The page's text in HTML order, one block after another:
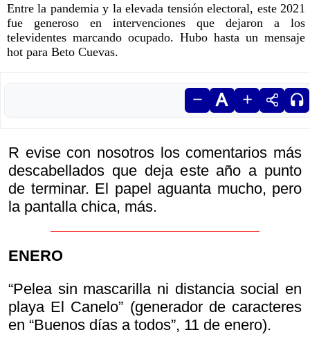
Entre la pandemia y la elevada tensión electoral, este 2021
fue generoso en intervenciones que dejaron a los
televidentes marcando ocupado. Hubo hasta un mensaje
hot para Beto Cuevas.
R evise con nosotros los comentarios más
descabellados que deja este año a punto
de terminar. El papel aguanta mucho, pero
la pantalla chica, más.
ENERO
“Pelea sin mascarilla ni distancia social en
playa El Canelo” (generador de caracteres
en “Buenos días a todos”, 11 de enero).